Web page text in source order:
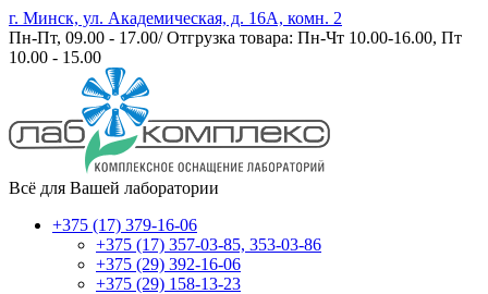
г. Минск, ул. Академическая, д. 16А, комн. 2
Пн-Пт, 09.00 - 17.00/ Отгрузка товара: Пн-Чт 10.00-16.00, Пт
10.00 - 15.00
Всё для Вашей лаборатории
+375 (17) 379-16-06
+375 (17) 357-03-85, 353-03-86
+375 (29) 392-16-06
+375 (29) 158-13-23